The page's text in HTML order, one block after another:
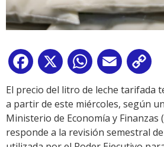
Facebook
X WhatsApp
Email
El precio del litro de leche tarifada
a partir de este miércoles, según
Ministerio de Economía y Finanzas
responde a la revisión semestral